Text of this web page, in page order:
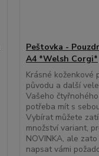
Peštovka -
A4 *Welsh Corgi*
Krásné koženkové
původu a další
Vašeho
potřeba mít s
Vybírat můžete
množství variant,
NOVINKA, ale
napsat vámi